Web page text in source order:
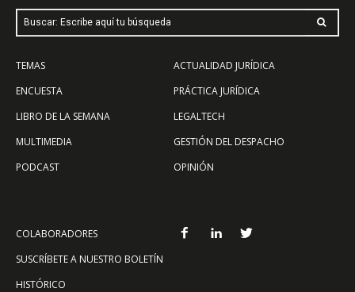
Buscar: Escribe aquí tu búsqueda
TEMAS
ENCUESTA
LIBRO DE LA SEMANA
MULTIMEDIA
PODCAST
ACTUALIDAD JURÍDICA
PRÁCTICA JURÍDICA
LEGALTECH
GESTIÓN DEL DESPACHO
OPINIÓN
COLABORADORES
SUSCRÍBETE A NUESTRO BOLETÍN
HISTÓRICO